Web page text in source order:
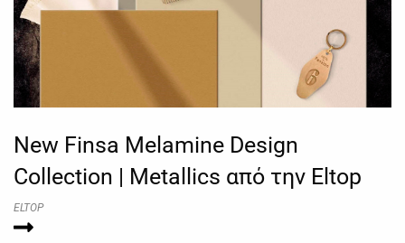
New Finsa Melamine Design
Collection | Metallics από την Eltop
ELTOP